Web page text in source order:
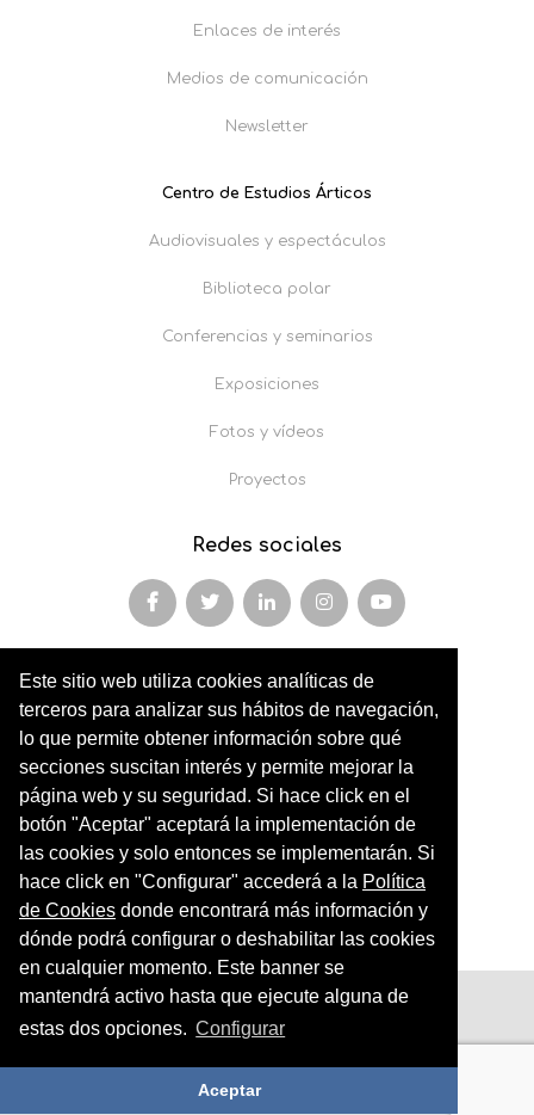
Este sitio web utiliza cookies analíticas de
terceros para analizar sus hábitos de navegación,
lo que permite obtener información sobre qué
secciones suscitan interés y permite mejorar la
página web y su seguridad. Si hace click en el
botón "Aceptar" aceptará la implementación de
las cookies y solo entonces se implementarán. Si
hace click en "Configurar" accederá a la Política
de Cookies donde encontrará más información y
dónde podrá configurar o deshabilitar las cookies
en cualquier momento. Este banner se
mantendrá activo hasta que ejecute alguna de
estas dos opciones. Configurar
Aceptar
Enlaces de interés
Medios de comunicación
Newsletter
Centro de Estudios Árticos
Audiovisuales y espectáculos
Biblioteca polar
Conferencias y seminarios
Exposiciones
Fotos y vídeos
Proyectos
Redes sociales
Miembro y colaborador de
AFOPA
Arqueonet
CER ARTIC
Institut de Cultures Americanes Antigues
Sociedad Geográfica Española
Aviso legal
Política de cookies